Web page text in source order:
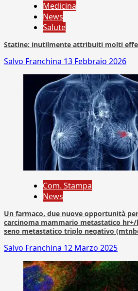
Medicina
News
Salute
Statine: inutilmente attribuiti molti
Salvo Franchina 13 Febbraio 2026
Com. Stampa
News
Un farmaco, due nuove opportunità
carcinoma mammario metastatico
seno metastatico triplo negativo
Salvo Franchina 12 Marzo 2025